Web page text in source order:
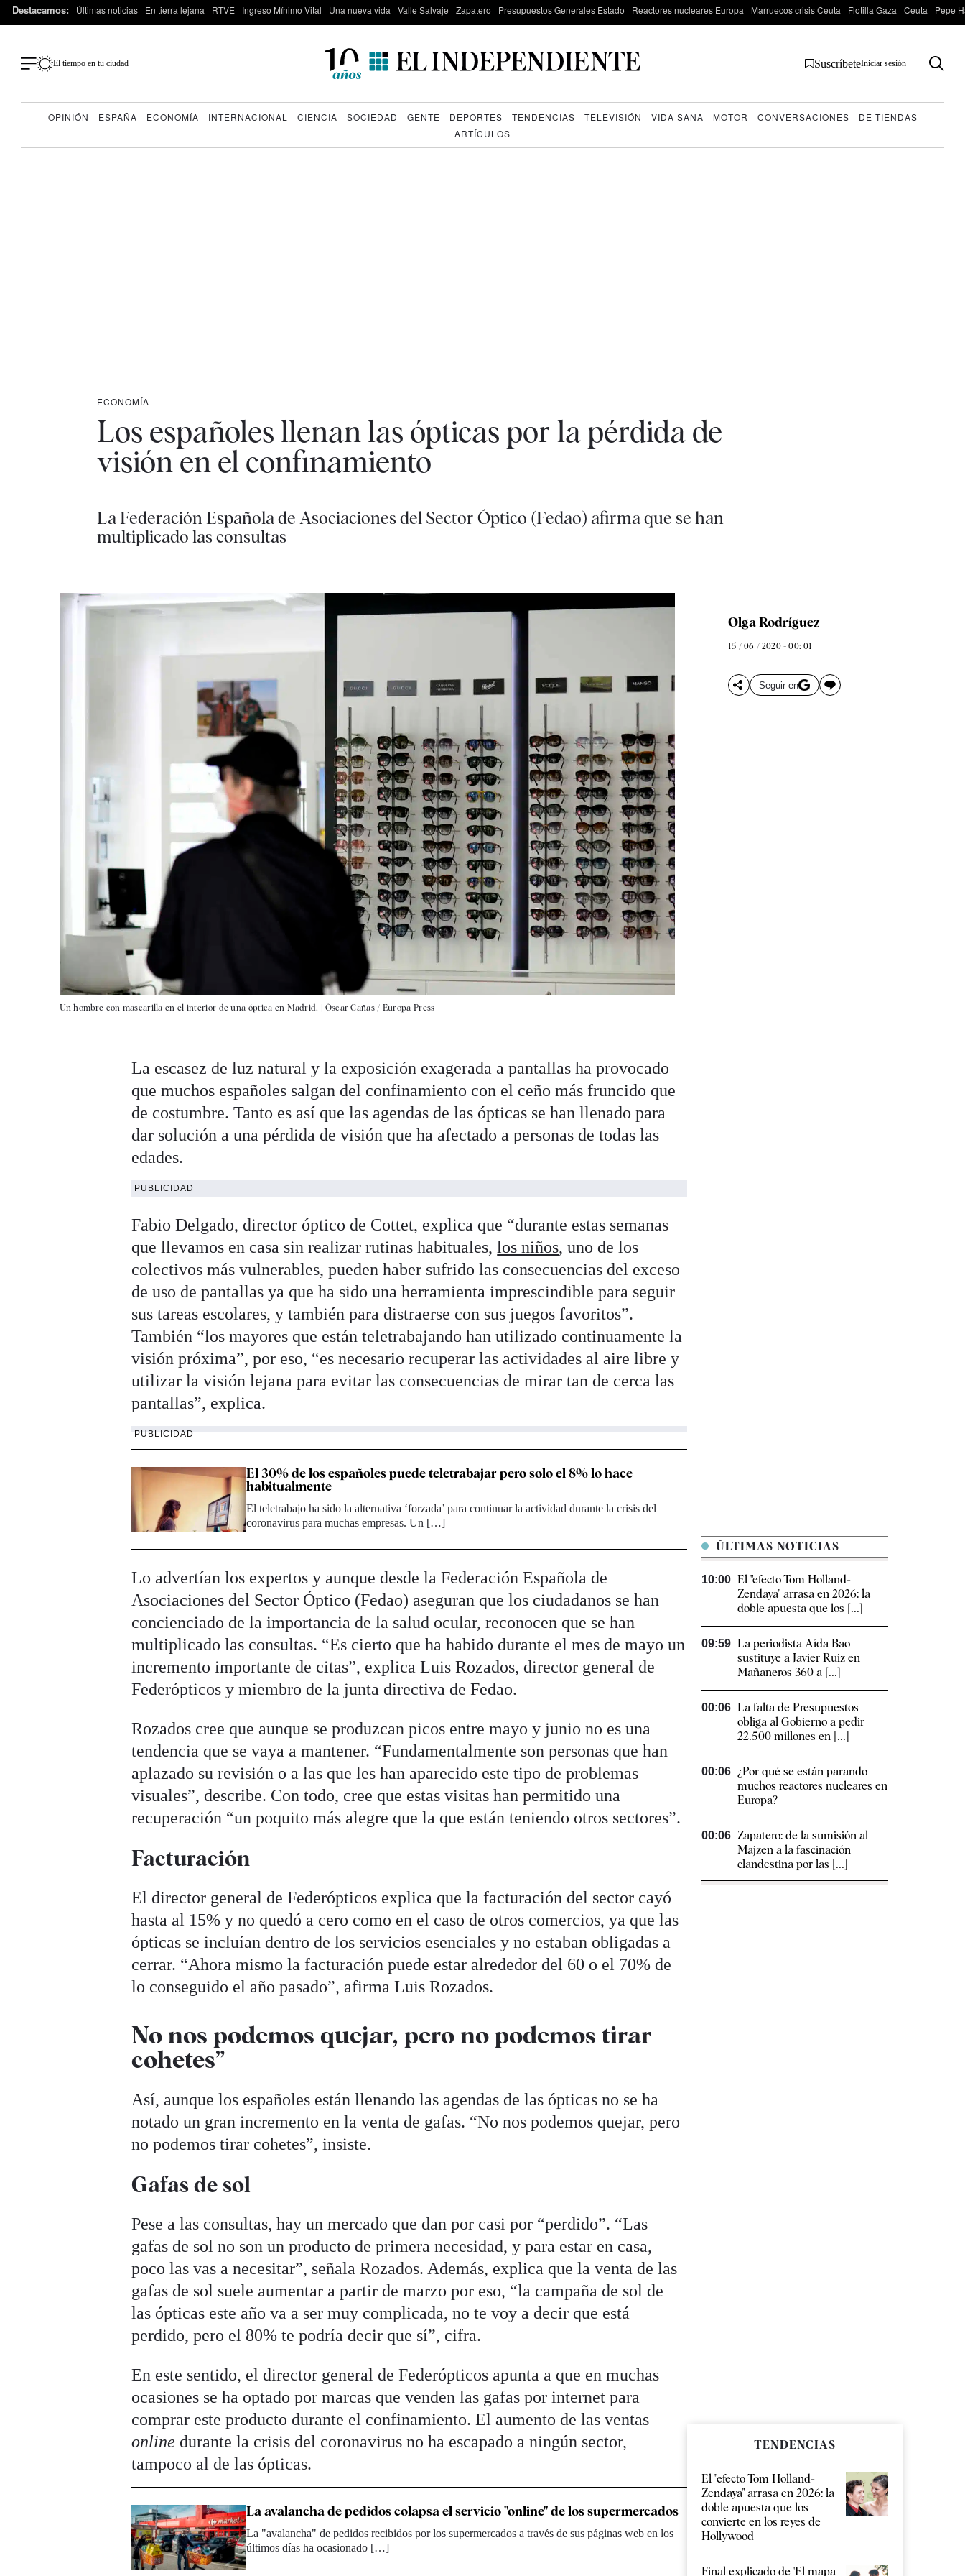
Destacamos: Últimas noticias En tierra lejana RTVE Ingreso Mínimo Vital Una nueva vida Valle Salvaje Zapatero Presupuestos Generales Estado Reactores nucleares Europa Marruecos crisis Ceuta Flotilla Gaza Ceuta Pepe
El tiempo en tu ciudad SuscríbeteIniciar sesión
OPINIÓN ESPAÑA ECONOMÍA INTERNACIONAL CIENCIA SOCIEDAD GENTE DEPORTES TENDENCIAS TELEVISIÓN VIDA SANA MOTOR CONVERSACIONES
DE TIENDAS
ARTÍCULOS
ECONOMÍA
Los españoles llenan las ópticas por la pérdida de
visión en el confinamiento
La Federación Española de Asociaciones del Sector Óptico (Fedao) afirma que se han
multiplicado las consultas
Un hombre con mascarilla en el interior de una óptica en Madrid. | Óscar Cañas / Europa Press
Olga Rodríguez
15 / 06 / 2020 - 00: 01
Seguir en
La escasez de luz natural y la exposición exagerada a pantallas ha provocado
que muchos españoles salgan del confinamiento con el ceño más fruncido que
de costumbre. Tanto es así que las agendas de las ópticas se han llenado para
dar solución a una pérdida de visión que ha afectado a personas de todas las
edades.
PUBLICIDAD
Fabio Delgado, director óptico de Cottet, explica que “durante estas semanas
que llevamos en casa sin realizar rutinas habituales,los niños, uno de los
colectivos más vulnerables, pueden haber sufrido las consecuencias del exceso
de uso de pantallas ya que ha sido una herramienta imprescindible para seguir
sus tareas escolares, y también para distraerse con sus juegos favoritos”.
También “los mayores que están teletrabajando han utilizado continuamente la
visión próxima”, por eso, “es necesario recuperar las actividades al aire libre y
utilizar la visión lejana para evitar las consecuencias de mirar tan de cerca las
pantallas”, explica.
PUBLICIDAD
El 30% de los españoles puede teletrabajar pero solo el 8% lo hace
habitualmente
El teletrabajo ha sido la alternativa ‘forzada’ para continuar la actividad durante la crisis del
coronavirus para muchas empresas. Un […]
Lo advertían los expertos y aunque desde la Federación Española de
Asociaciones del Sector Óptico (Fedao) aseguran que los ciudadanos se han
concienciado de la importancia de la salud ocular, reconocen que se han
multiplicado las consultas. “Es cierto que ha habido durante el mes de mayo un
incremento importante de citas”, explica Luis Rozados, director general de
Federópticos y miembro de la junta directiva de Fedao.
Rozados cree que aunque se produzcan picos entre mayo y junio no es una
tendencia que se vaya a mantener. “Fundamentalmente son personas que han
aplazado su revisión o a las que les han aparecido este tipo de problemas
visuales”, describe. Con todo, cree que estas visitas han permitido una
recuperación “un poquito más alegre que la que están teniendo otros sectores”.
Facturación
El director general de Federópticos explica que la facturación del sector cayó
hasta al 15% y no quedó a cero como en el caso de otros comercios, ya que las
ópticas se incluían dentro de los servicios esenciales y no estaban obligadas a
cerrar. “Ahora mismo la facturación puede estar alrededor del 60 o el 70% de
lo conseguido el año pasado”, afirma Luis Rozados.
No nos podemos quejar, pero no podemos tirar
cohetes”
Así, aunque los españoles están llenando las agendas de las ópticas no se ha
notado un gran incremento en la venta de gafas. “No nos podemos quejar, pero
no podemos tirar cohetes”, insiste.
Gafas de sol
Pese a las consultas, hay un mercado que dan por casi por “perdido”. “Las
gafas de sol no son un producto de primera necesidad, y para estar en casa,
poco las vas a necesitar”, señala Rozados. Además, explica que la venta de las
gafas de sol suele aumentar a partir de marzo por eso, “la campaña de sol de
las ópticas este año va a ser muy complicada, no te voy a decir que está
perdido, pero el 80% te podría decir que sí”, cifra.
En este sentido, el director general de Federópticos apunta a que en muchas
ocasiones se ha optado por marcas que venden las gafas por internet para
comprar este producto durante el confinamiento. El aumento de las ventas
onlinedurante la crisis del coronavirus no ha escapado a ningún sector,
tampoco al de las ópticas.
La avalancha de pedidos colapsa el servicio "online" de los supermercados
La "avalancha" de pedidos recibidos por los supermercados a través de sus páginas web en los
últimos días ha ocasionado […]
ÚLTIMAS NOTICIAS
10:00 El "efecto Tom Holland-
Zendaya" arrasa en 2026: la
doble apuesta que los [...]
09:59 La periodista Aída Bao
sustituye a Javier Ruiz en
Mañaneros 360 a [...]
00:06 La falta de Presupuestos
obliga al Gobierno a pedir
22.500 millones en [...]
00:06 ¿Por qué se están parando
muchos reactores nucleares en
Europa?
00:06 Zapatero: de la sumisión al
Majzen a la fascinación
clandestina por las [...]
TENDENCIAS
El "efecto Tom Holland-
Zendaya" arrasa en 2026: la
doble apuesta que los
convierte en los reyes de
Hollywood
Final explicado de 'El mapa